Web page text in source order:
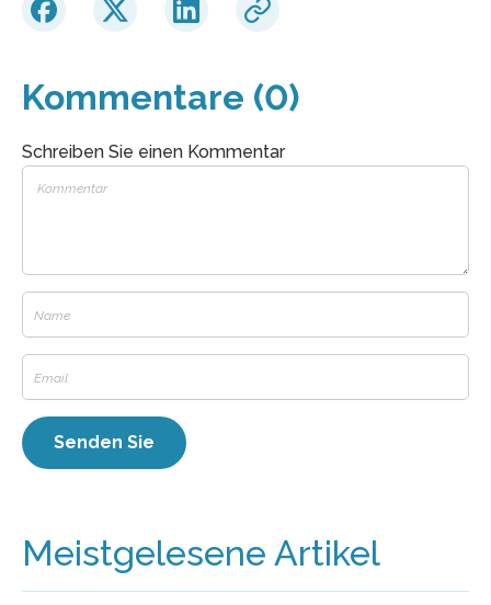
Kommentare (0)
Schreiben Sie einen Kommentar
Meistgelesene Artikel